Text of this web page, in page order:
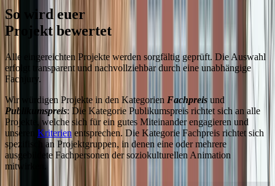
So wird euer
Projekt bewertet
Alle eingereichten Projekte werden sorgfältig geprüft. Die Auswahl
erfolgt transparent und nachvollziehbar durch eine unabhängige
Fachjury.
Wir würdigen Projekte in den Kategorien Fachpreis und
Publikumspreis: Die Kategorie Publikumspreis richtet sich an alle
Projekte, welche sich für ein gutes Miteinander engagieren und
unseren Kriterien entsprechen. Die Kategorie Fachpreis richtet sich
spezifisch an Projektgruppen, in denen eine oder mehrere
ausgebildete Fachpersonen der soziokulturellen Animation
mitwirken.